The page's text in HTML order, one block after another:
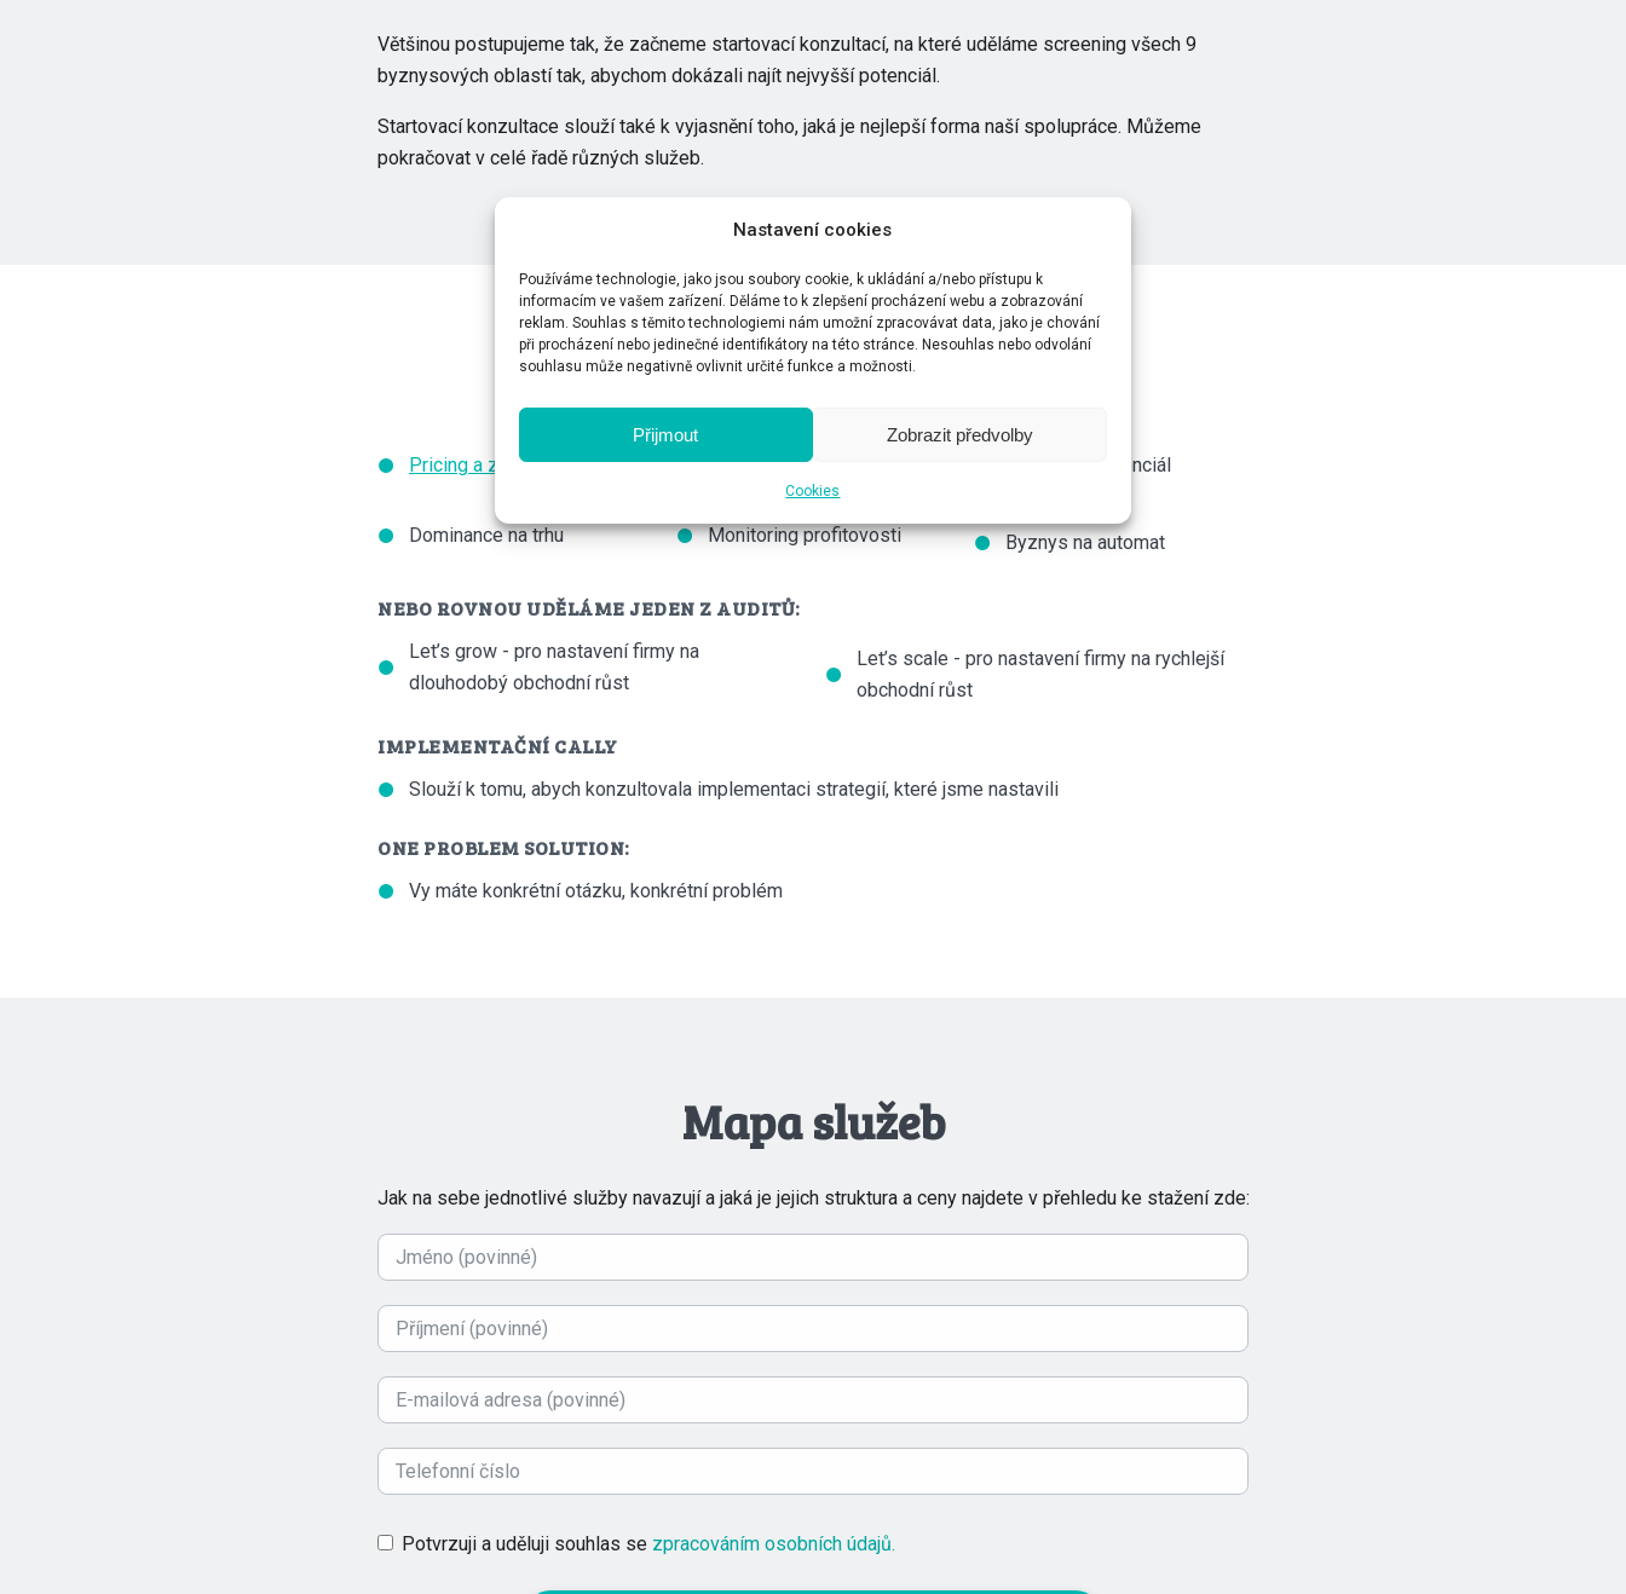
Nastavení cookies
Používáme technologie, jako jsou soubory cookie, k ukládání a/nebo přístupu k
informacím ve vašem zařízení. Děláme to k zlepšení procházení webu a zobrazování
reklam. Souhlas s těmito technologiemi nám umožní zpracovávat data, jako je chování
při procházení nebo jedinečné identifikátory na této stránce. Nesouhlas nebo odvolání
souhlasu může negativně ovlivnit určité funkce a možnosti.
Přijmout Zobrazit předvolby
Cookies
Většinou postupujeme tak, že začneme startovací konzultací, na které uděláme screening všech 9
byznysových oblastí tak, abychom dokázali najít nejvyšší potenciál.
Startovací konzultace slouží také k vyjasnění toho, jaká je nejlepší forma naší spolupráce. Můžeme
pokračovat v celé řadě různých služeb.
Služby
Pricing a zdražování Architektura služeb Nevyužitý potenciál
Dominance na trhu Monitoring profitovosti Byznys na automat
NEBO ROVNOU UDĚLÁME JEDEN Z AUDITŮ:
Let’s grow - pro nastavení firmy na
dlouhodobý obchodní růst
Let’s scale - pro nastavení firmy na rychlejší
obchodní růst
IMPLEMENTAČNÍ CALLY
Slouží k tomu, abych konzultovala implementaci strategií, které jsme nastavili
ONE PROBLEM SOLUTION:
Vy máte konkrétní otázku, konkrétní problém
Mapa služeb
Jak na sebe jednotlivé služby navazují a jaká je jejich struktura a ceny najdete v přehledu ke stažení zde:
Potvrzuji a uděluji souhlas se zpracováním osobních údajů.